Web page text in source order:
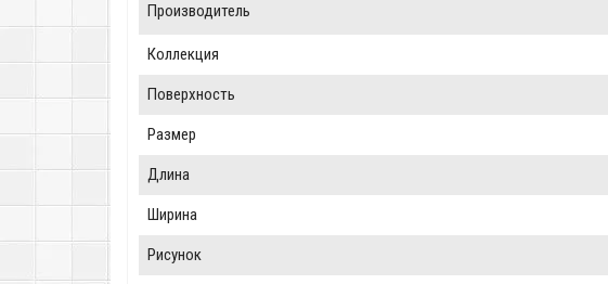
Производитель
Коллекция
Поверхность
Размер
Длина
Ширина
Рисунок